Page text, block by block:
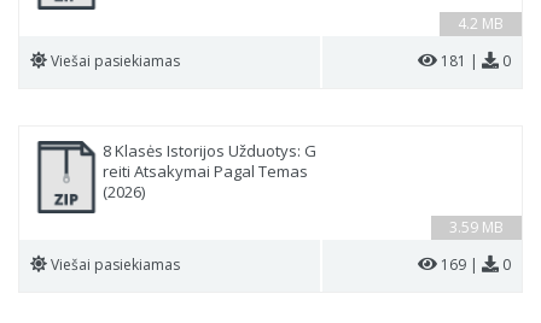
4.2 MB
Viešai pasiekiamas 181 | 0
3.59 MB
8 Klasės Istorijos Užduotys: G
reiti Atsakymai Pagal Temas
(2026)
Viešai pasiekiamas 169 | 0